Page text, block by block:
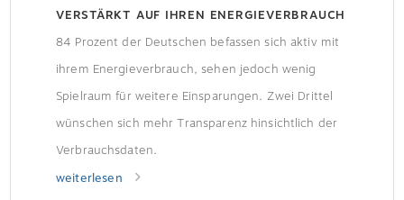
VERSTÄRKT AUF IHREN ENERGIEVERBRAUCH
84 Prozent der Deutschen befassen sich aktiv mit
ihrem Energieverbrauch, sehen jedoch wenig
Spielraum für weitere Einsparungen. Zwei Drittel
wünschen sich mehr Transparenz hinsichtlich der
Verbrauchsdaten.
weiterlesen